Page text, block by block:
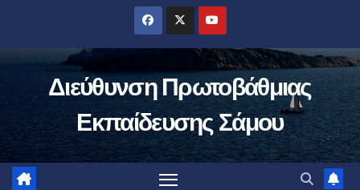
περιεχόμενο
Διεύθυνση Πρωτοβάθμιας
Εκπαίδευσης Σάμου